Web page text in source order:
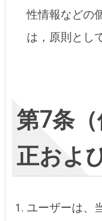
性情報などの
は，原則とし
第7条
正およ
ユーザーは、